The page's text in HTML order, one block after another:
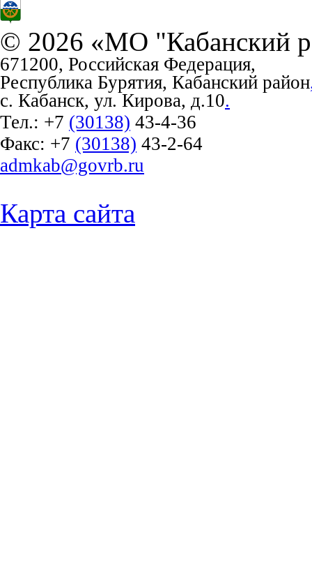
© 2026 «МО "Кабанский
671200, Российская Федерация,
Республика Бурятия, Кабанский район
с. Кабанск, ул. Кирова, д.10.
Тел.: +7 (30138) 43-4-36
Факс: +7 (30138) 43-2-64
admkab@govrb.ru
Карта сайта